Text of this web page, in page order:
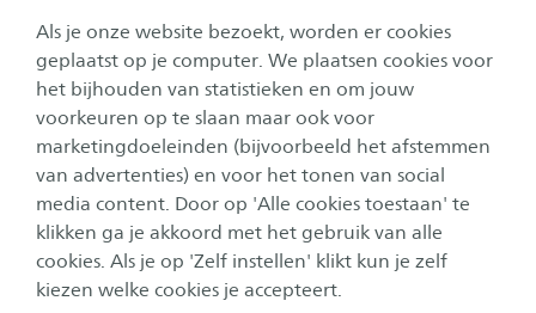
Als je onze website bezoekt, worden er cookies
geplaatst op je computer. We plaatsen cookies voor
het bijhouden van statistieken en om jouw
voorkeuren op te slaan maar ook voor
marketingdoeleinden (bijvoorbeeld het afstemmen
van advertenties) en voor het tonen van social
media content. Door op 'Alle cookies toestaan' te
klikken ga je akkoord met het gebruik van alle
cookies. Als je op 'Zelf instellen' klikt kun je zelf
kiezen welke cookies je accepteert.
tonen
tonen
Onderzoek
Continu ‘visiteerbaar’ met
nieuw kwaliteitsbeleid
Auteur:
Jos Eertink
Publicatiedatum:
16 september 2025 Leestijd: Minuten